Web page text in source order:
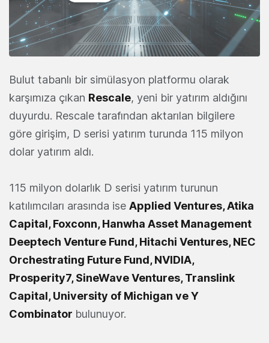
Bulut tabanlı bir simülasyon platformu olarak
karşımıza çıkan Rescale, yeni bir yatırım aldığını
duyurdu. Rescale tarafından aktarılan bilgilere
göre girişim, D serisi yatırım turunda 115 milyon
dolar yatırım aldı.
115 milyon dolarlık D serisi yatırım turunun
katılımcıları arasında ise Applied Ventures, Atika
Capital, Foxconn, Hanwha Asset Management
Deeptech Venture Fund, Hitachi Ventures, NEC
Orchestrating Future Fund, NVIDIA,
Prosperity7, SineWave Ventures, Translink
Capital, University of Michigan ve Y
Combinator bulunuyor.